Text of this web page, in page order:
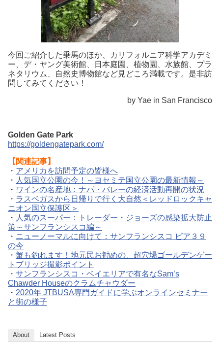
今回ご紹介した乗馬のほか、カリフォルニア科学アカデミ
ー、デ・ヤング美術館、日本庭園、植物園、水族館、プラ
ネタリウム、自然史博物館など見どころ満載です。是非訪
問してみてください！
by Yae in San Francisco
Golden Gate Park
https://goldengatepark.com/
【関連記事】
・ アメリカを訪問予定の皆様へ
・ 人気国立公園の今！～ヨセミテ国立公園の最新情報～
・ ワインの名産地：ナパ・バレーの経済活動再開の状況
・ ラスベガスから日帰りで行く大自然＜レッドロックキャ
ニオン国立保護区＞
・ 人気のスーパー：トレーダー・ジョーズの感染拡大防止
策～サンフランシスコ編～
・ ニューノーマルに向けて：サンフランシスコ ピア３９
の今
・ 蟹も釣れます！地元民お勧めの、超穴場ゴールデンゲー
トブリッジ撮影ポイント
・ サンフランシスコ・ベイエリアで有名なSam’s
Chawder Houseのクラムチャウダー
・ 2020年 JTBUSA専門ガイドに学ぶオンラインセミナー
と街の様子
About Latest Posts